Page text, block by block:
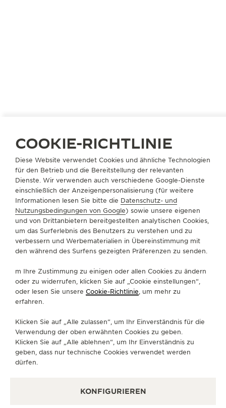
KALIBER
REVOLUTIONÄRE MECHANIK
Mit dem genialen Duometre Mechanismus hat die
Manufaktur ein neues Kapitel in der Geschichte der
beispielloser horologischer Komplexität geöffnet
und den Grundstein für eine ganze Duometre
Kollektion mit neuen Uhrenkomplikationen gelegt.
ENTDECKEN SIE DIE DUOMETRE KALIBER
COOKIE-RICHTLINIE
Diese Website verwendet Cookies und ähnliche Technologien
für den Betrieb und die Bereitstellung der relevanten
Dienste. Wir verwenden auch verschiedene Google-Dienste
einschließlich der Anzeigenpersonalisierung (für weitere
Informationen lesen Sie bitte die Datenschutz- und
Nutzungsbedingungen von Google) sowie unsere eigenen
und von Drittanbietern bereitgestellten analytischen Cookies,
um das Surferlebnis des Benutzers zu verstehen und zu
verbessern und Werbematerialien in Übereinstimmung mit
den während des Surfens gezeigten Präferenzen zu senden.
m Ihre Zustimmung zu einigen oder allen Cookies zu ändern
oder zu widerrufen, klicken Sie auf „Cookie einstellungen“,
oder lesen Sie unsere Cookie-Richtlinie, um mehr zu
erfahren.
Klicken Sie auf „Alle zulassen“, um Ihr Einverständnis für die
Verwendung der oben erwähnten Cookies zu geben.
Klicken Sie auf „Alle ablehnen“, um Ihr Einverständnis zu
geben, dass nur technische Cookies verwendet werden
dürfen.
KONFIGURIEREN